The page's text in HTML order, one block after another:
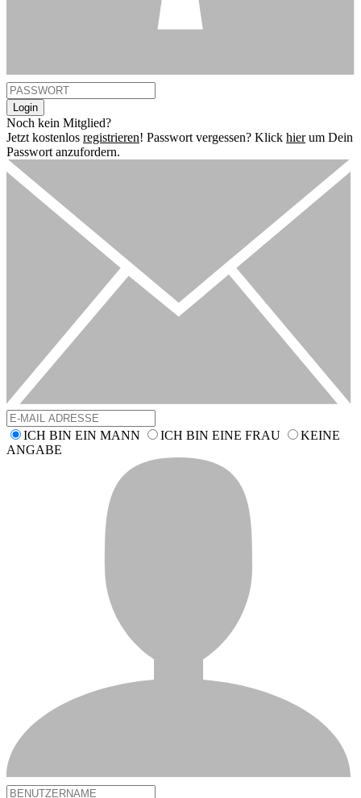
Login
Noch kein Mitglied?
Jetzt kostenlos registrieren! Passwort vergessen? Klick hierum Dein
Passwort anzufordern.
ICH BIN EIN MANN ICH BIN EINE FRAU
KEINE
ANGABE